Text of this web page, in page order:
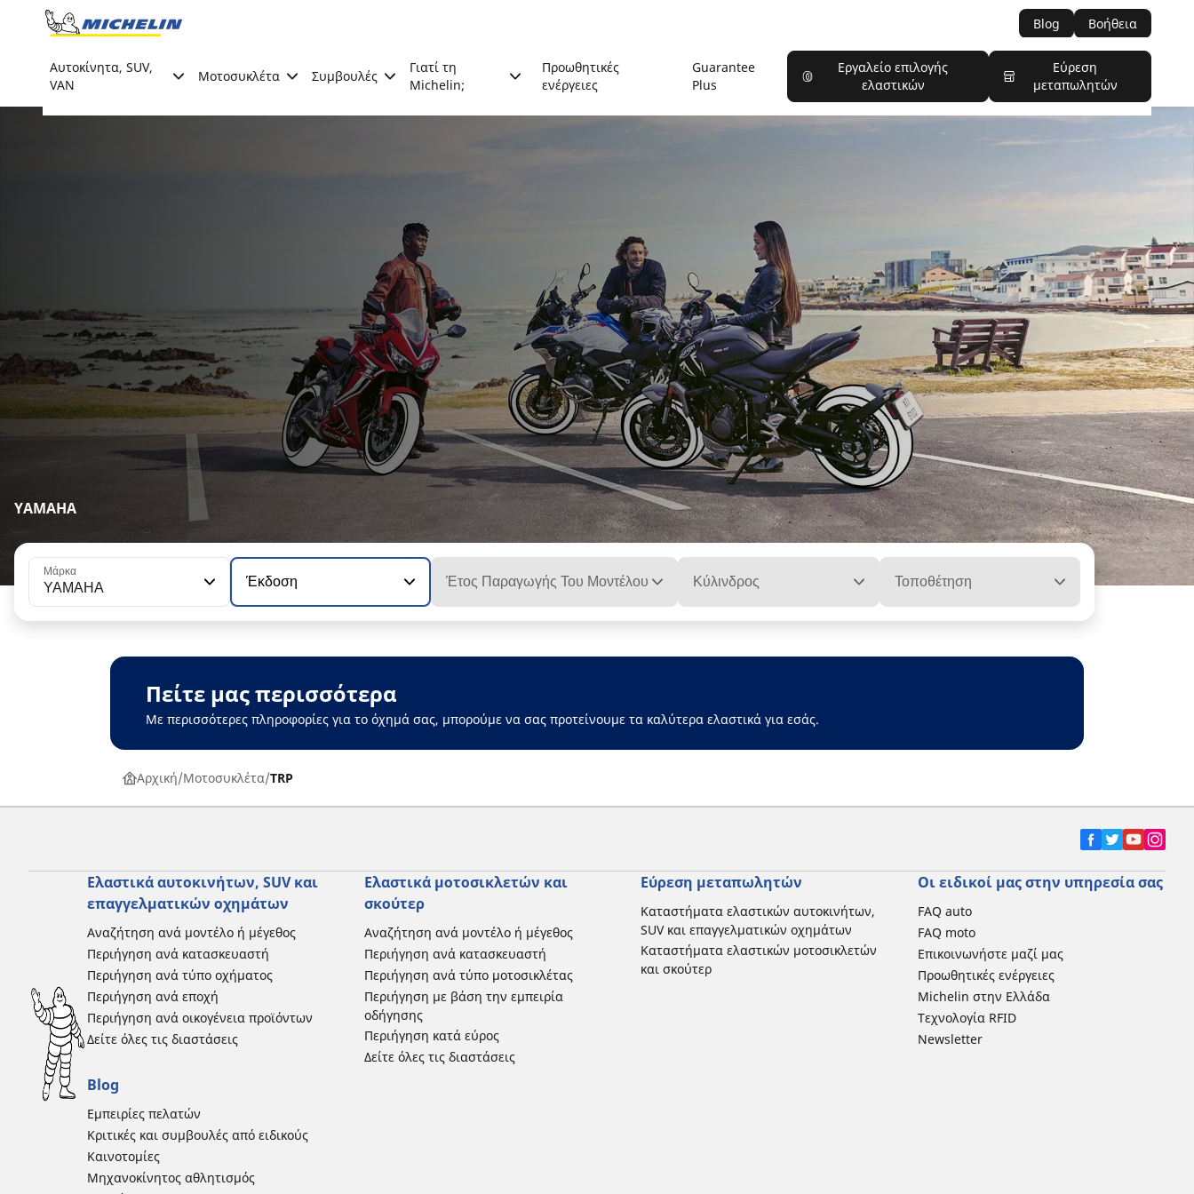
Go to page content
Blog Βοήθεια
Αυτοκίνητα, SUV,
VAN
Μοτοσυκλέτα Συμβουλές
Γιατί τη
Michelin;
Προωθητικές
ενέργειες
Guarantee
Plus
Εργαλείο επιλογής
ελαστικών
Εύρεση
μεταπωλητών
YAMAHA
Μάρκα
YAMAHA Έκδοση Έτος Παραγωγής Του Μοντέλου Κύλινδρος Τοποθέτηση
Πείτε μας περισσότερα
Με περισσότερες πληροφορίες για το όχημά σας, μπορούμε να σας προτείνουμε τα καλύτερα ελαστικά για εσάς.
Αρχική Μοτοσυκλέτα TRP
Ελαστικά αυτοκινήτων, SUV και
επαγγελματικών οχημάτων
Αναζήτηση ανά μοντέλο ή μέγεθος
Περιήγηση ανά κατασκευαστή
Περιήγηση ανά τύπο οχήματος
Περιήγηση ανά εποχή
Περιήγηση ανά οικογένεια προϊόντων
Δείτε όλες τις διαστάσεις
Ελαστικά μοτοσικλετών και
σκούτερ
Αναζήτηση ανά μοντέλο ή μέγεθος
Περιήγηση ανά κατασκευαστή
Περιήγηση ανά τύπο μοτοσικλέτας
Περιήγηση με βάση την εμπειρία
οδήγησης
Περιήγηση κατά εύρος
Δείτε όλες τις διαστάσεις
Εύρεση μεταπωλητών
Καταστήματα ελαστικών αυτοκινήτων,
SUV και επαγγελματικών οχημάτων
Καταστήματα ελαστικών μοτοσικλετών
και σκούτερ
Οι ειδικοί μας στην υπηρεσία σας
FAQ auto
FAQ moto
Επικοινωνήστε μαζί μας
Προωθητικές ενέργειες
Michelin στην Ελλάδα
Τεχνολογία RFID
Newsletter
Blog
Εμπειρίες πελατών
Κριτικές και συμβουλές από ειδικούς
Καινοτομίες
Μηχανοκίνητος αθλητισμός